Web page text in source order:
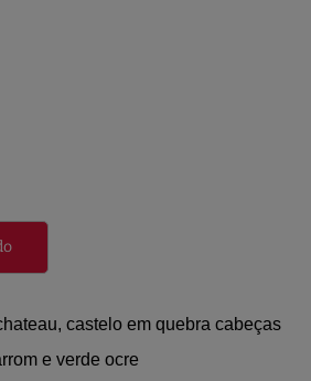
castelo em quebra cabeças
e verde ocre